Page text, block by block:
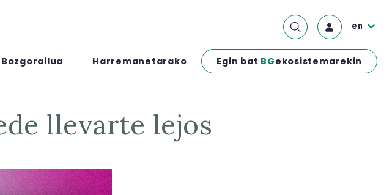
Bozgorailua Harremanetarako Egin bat BGekosistemarekin
en
llevarte lejos